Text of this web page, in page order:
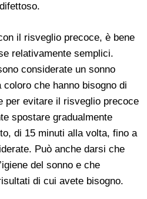
il risveglio precoce, è bene
relativamente semplici.
considerate un sonno
che hanno bisogno di
per evitare il risveglio precoce
spostare gradualmente
di 15 minuti alla volta, fino a
Può anche darsi che
del sonno e che
di cui avete bisogno.